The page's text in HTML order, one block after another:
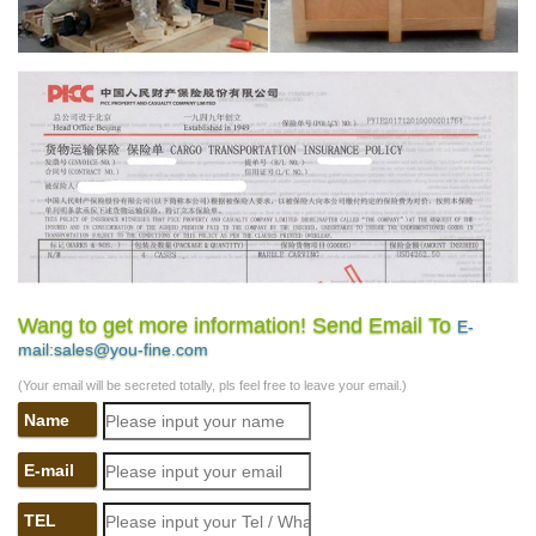
Wang to get more information! Send Email To E-
mail:sales@you-fine.com
(Your email will be secreted totally, pls feel free to leave your email.)
Name
E-mail
TEL